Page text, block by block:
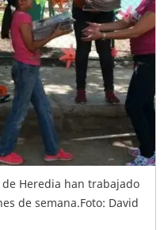
de Heredia han trabajado
de semana.Foto: David